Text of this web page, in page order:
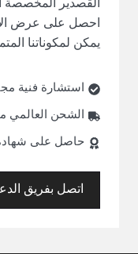
القصدير المخصصة
يمكن لمكوناتنا
استشارة فنية
الشحن العالمي
حاصل على شهادة
اتصل بفريق